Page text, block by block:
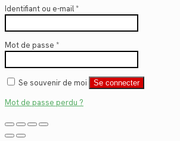
Identifiant ou e-mail*
Mot de passe *
Se souvenir de moi Se connecter
Mot de passe perdu ?